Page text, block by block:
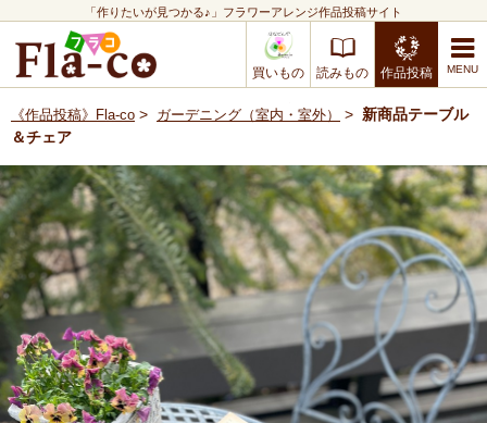
「作りたいが見つかる♪」フラワーアレンジ作品投稿サイト
買いもの 読みもの 作品投稿
《作品投稿》Fla-co > ガーデニング（室内・室外） > 新商品テーブル
＆チェア